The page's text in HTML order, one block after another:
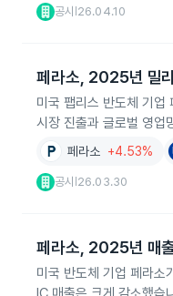
공시 26.04.10
페라소, 2025년 밀리
미국 팹리스 반도체 기
시장 진출과 글로벌 영업
페라소 +4.53%
공시 26.03.30
페라소, 2025년 매
미국 반도체 기업 페라